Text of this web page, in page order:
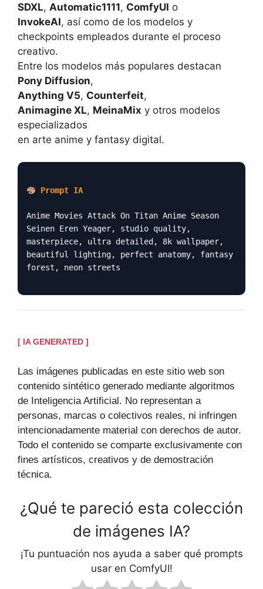
SDXL, Automatic1111, ComfyUI o
InvokeAI, así como de los modelos y
checkpoints empleados durante el proceso
creativo.
Entre los modelos más populares destacan
Pony Diffusion,
Anything V5, Counterfeit,
Animagine XL, MeinaMix y otros modelos
especializados
en arte anime y fantasy digital.
Prompt IA
Anime Movies Attack On Titan Anime Season
Seinen Eren Yeager, studio quality,
masterpiece, ultra detailed, 8k wallpaper,
beautiful lighting, perfect anatomy, fantasy
forest, neon streets
[ IA GENERATED ]
Las imágenes publicadas en este sitio web son
contenido sintético generado mediante algoritmos
de Inteligencia Artificial. No representan a
personas, marcas o colectivos reales, ni infringen
intencionadamente material con derechos de autor.
Todo el contenido se comparte exclusivamente con
fines artísticos, creativos y de demostración
técnica.
¿Qué te pareció esta colección
de imágenes IA?
¡Tu puntuación nos ayuda a saber qué prompts
usar en ComfyUI!